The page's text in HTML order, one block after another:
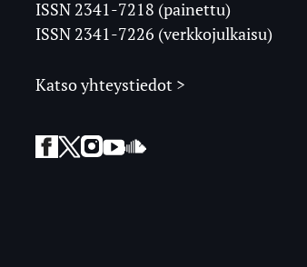
Ylioppilaslehti
ISSN 2341-7218 (painettu)
ISSN 2341-7226 (verkkojulkaisu)
Katso yhteystiedot >
Facebook
Twitter
Instagram
YouTubeSoundCloud